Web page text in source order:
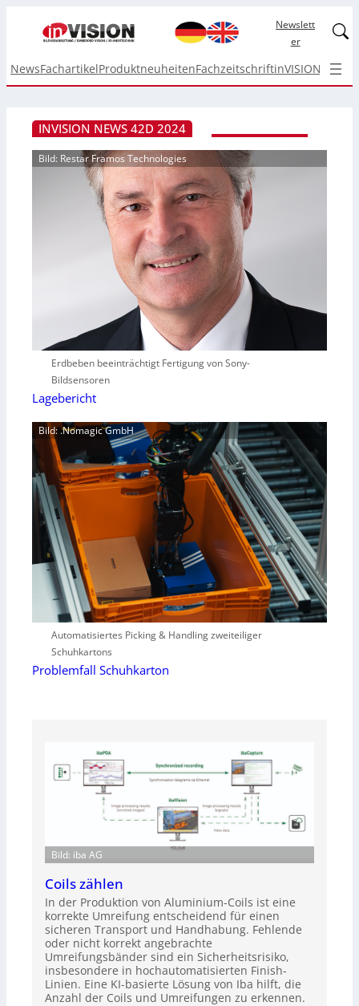
Newslett
er
NewsFachartikelProduktneuheitenFachzeitschriftinVISION Top
INVISION NEWS 42D 2024
Bild: Restar Framos Technologies
Erdbeben beeinträchtigt Fertigung von Sony-
Bildsensoren
Lagebericht
Bild: .Nomagic GmbH
Automatisiertes Picking & Handling zweiteiliger
Schuhkartons
Problemfall Schuhkarton
Bild: iba AG
Coils zählen
In der Produktion von Aluminium-Coils ist eine
korrekte Umreifung entscheidend für einen
sicheren Transport und Handhabung. Fehlende
oder nicht korrekt angebrachte
Umreifungsbänder sind ein Sicherheitsrisiko,
insbesondere in hochautomatisierten Finish-
Linien. Eine KI-basierte Lösung von Iba hilft, die
Anzahl der Coils und Umreifungen zu erkennen.